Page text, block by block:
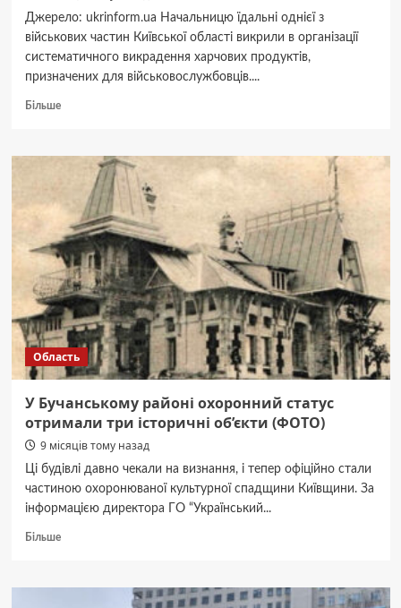
Джерело: ukrinform.ua Начальницю їдальні однієї з
військових частин Київської області викрили в організації
систематичного викрадення харчових продуктів,
призначених для військовослужбовців....
БільшеДокладніше
Київщині
викрили
розкрадання
продуктів
військовій
частині
на
понад
3
мільйони
Область
У Бучанському районі охоронний статус
отримали три історичні об’єкти (ФОТО)
9 місяців тому назад
Ці будівлі давно чекали на визнання, і тепер офіційно стали
частиною охоронюваної культурної спадщини Київщини. За
інформацією директора ГО “Український...
БільшеДокладніше
Бучанському